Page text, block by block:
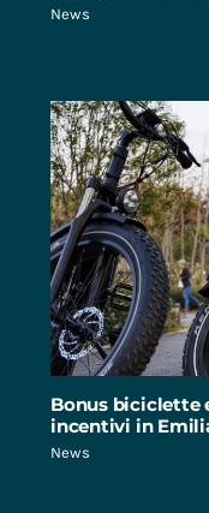
News
Bonus biciclette
incentivi in
News